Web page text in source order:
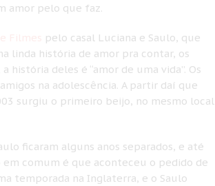
amor pelo que faz.
pelo casal Luciana e Saulo, que
linda história de amor pra contar, os
história deles é “amor de uma vida”. Os
na adolescência. A partir daí que
surgiu o primeiro beijo, no mesmo local
ficaram alguns anos separados, e até
comum é que aconteceu o pedido de
temporada na Inglaterra, e o Saulo